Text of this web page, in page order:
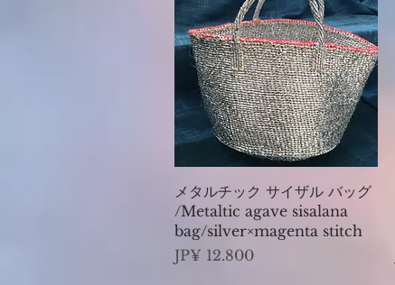
Visualização rápida
メタルチック サイザル バッグ
/Metaltic agave sisalana
bag/silver×magenta stitch
Preço
JP¥ 12.800